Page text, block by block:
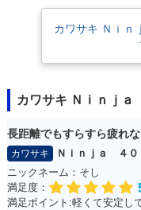
別・限定仕様
2020年 Ninja 40
0・カラーチェンジ
カワサキ Ｎｉ
カワサキ Ｎｉｎｊ
長距離でもすらすら疲れ
カワサキ
Ｎｉｎｊａ ４０
ニックネーム：そし
満足度：
満足ポイント:軽くて安定し